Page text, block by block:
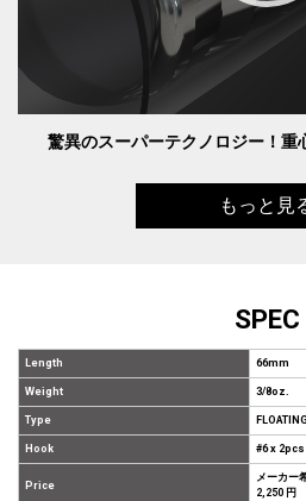
驚異のスーパーテクノロジー！重
もっと見
SPEC
Length 66mm
Weight 3/8oz.
Type FLOATING
Hook #6 x 2pcs
Price
メーカー
2,250 円